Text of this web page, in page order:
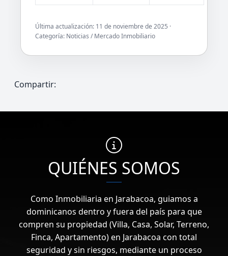
Última actualización: 11 de noviembre de 2025 ·
Categoría: Noticias / Mercado Inmobiliario
Compartir:
QUIÉNES SOMOS
Como Inmobiliaria en Jarabacoa, guiamos a
dominicanos dentro y fuera del país para que
compren su propiedad (Villa, Casa, Solar, Terreno,
Finca, Apartamento) en Jarabacoa con total
seguridad y sin riesgos, mediante un proceso